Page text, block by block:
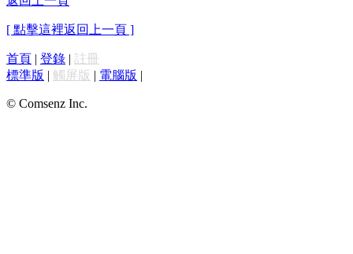
[ 點擊這裡返回上一頁 ]
首頁 | 登錄 | 註冊
標準版 | 觸屏版 | 電腦版 |
© Comsenz Inc.